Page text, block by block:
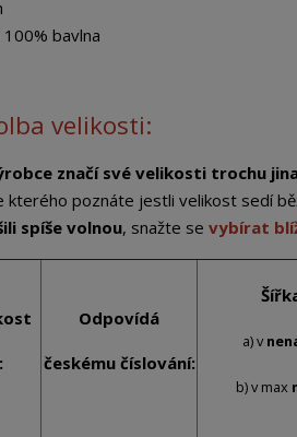
100% bavlna
velikosti:
značí své velikosti trochu
kterého poznáte jestli velikost sedí
spíše volnou, snažte se vybírat
Odpovídá
českému číslování:
a) v
b) v max